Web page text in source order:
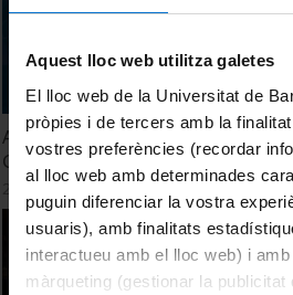
Aquest lloc web utilitza galetes
El lloc web de la Universitat de
pròpies i de tercers amb la
vostres preferències (recordar
al lloc web amb determinades
puguin diferenciar la vostra
usuaris), amb finalitats
interactueu amb el lloc web) i
màrqueting (gestionar la publicitat
Acte de Graduació. Graus
Geografia. Promoció 2024